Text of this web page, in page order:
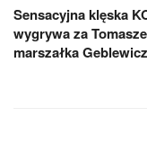
Sensacyjna klęska
wygrywa za
marszałka